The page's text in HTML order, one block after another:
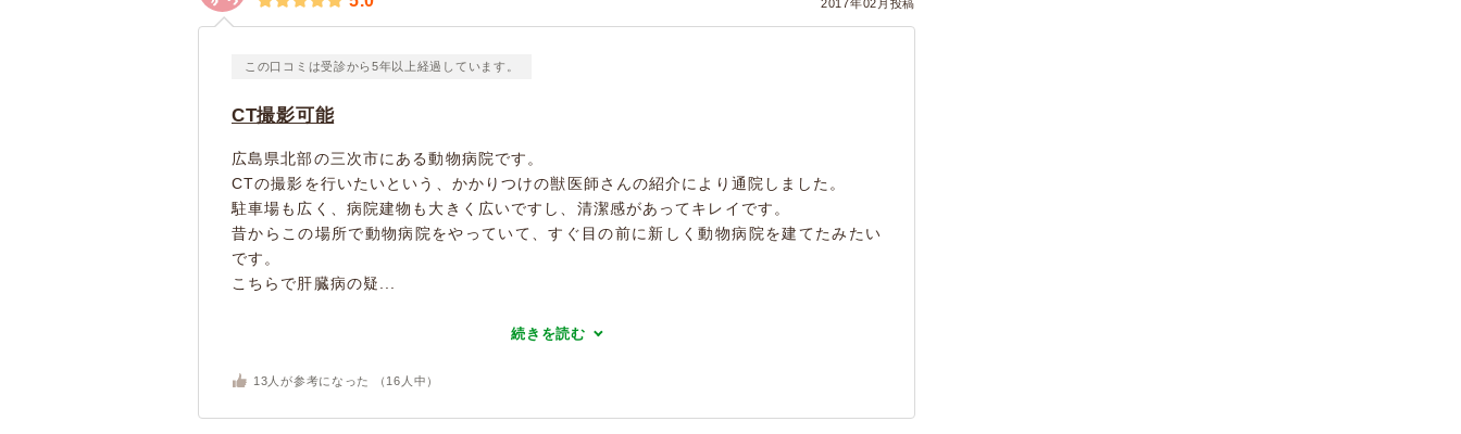
2017年02月投稿
この口コミは受診から5年以上経過しています。
CT撮影可能
広島県北部の三次市にある動物病院です。
CTの撮影を行いたいという、かかりつけの獣医師さんの紹介により通院しました。
駐車場も広く、病院建物も大きく広いですし、清潔感があってキレイです。
昔からこの場所で動物病院をやっていて、すぐ目の前に新しく動物病院を建てたみたい
です。
こちらで肝臓病の疑...
続きを読む
13 人が参考になった （ 16 人中）